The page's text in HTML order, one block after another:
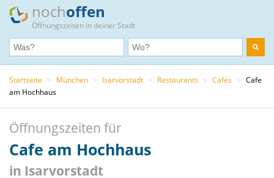
nochoffen
Öffnungszeiten in deiner Stadt
Startseite > München > Isarvorstadt > Restaurants > Cafés > Cafe
am Hochhaus
Öffnungszeiten für
Cafe am Hochhaus
in Isarvorstadt